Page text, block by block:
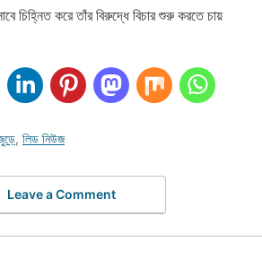
চিহ্নিতকরেতাঁরবিরুদ্ধেবিচারশুরুকরতেচায়
, লিড নিউজ
Leave a Comment